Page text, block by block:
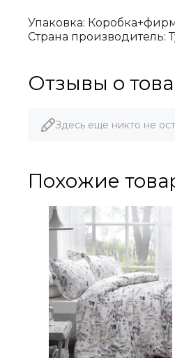
Упаковка:
Страна производитель:
Отзывы о
Здесь еще никто не
Похожие